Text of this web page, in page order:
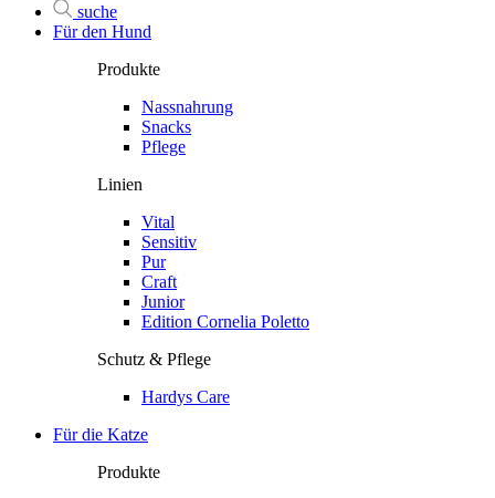
suche
Für den Hund
Produkte
Nassnahrung
Snacks
Pflege
Linien
Vital
Sensitiv
Pur
Craft
Junior
Edition Cornelia Poletto
Schutz & Pflege
Hardys Care
Für die Katze
Produkte